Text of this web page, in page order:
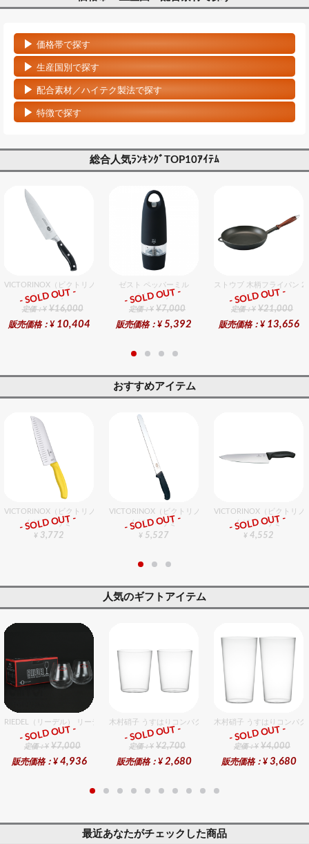
価格帯で探す
生産国別で探す
配合素材／ハイテク製法で探す
特徴で探す
総合人気ﾗﾝｷﾝｸﾞTOP10ｱｲﾃﾑ
VICTORINOX（ビクトリノックス） シェフナイフ 20cm
総合ﾗﾝｷﾝｸﾞ
定価：¥ ¥16,000
販売価格：¥ 10,404
- SOLD OUT -
ゼスト ペッパーミル
総合ﾗﾝｷﾝｸﾞ
定価：¥ ¥7,000
販売価格：¥ 5,392
- SOLD OUT -
ストウブ 木柄フライパン
総合ﾗﾝｷﾝｸﾞ
定価：¥ ¥21,000
販売価格：¥ 13,656
- SOLD OUT -
おすすめアイテム
VICTORINOX（ビクトリノックス） ＦＣ三徳包丁プラス イエロー
包丁・ハサミ
¥ 3,772
- SOLD OUT -
VICTORINOX（ビクトリノックス） サーモンナイフ
包丁・ハサミ
¥ 5,527
- SOLD OUT -
VICTORINOX（ビクトリ
包丁・ハサミ
¥ 4,552
- SOLD OUT -
人気のギフトアイテム
RIEDEL（リーデル） リーデル オー 0 カベルネ 2個入りセット
ギフト
定価：¥ ¥7,000
販売価格：¥ 4,936
- SOLD OUT -
木村硝子 うすはりコンパクト270cc オールドグラスギフ
ギフト
定価：¥ ¥2,700
販売価格：¥ 2,680
- SOLD OUT -
木村硝子 うすはりコンパ
ギフト
定価：¥ ¥4,000
販売価格：¥ 3,680
- SOLD OUT -
最近あなたがチェックした商品